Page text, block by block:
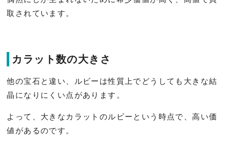
取されています。
カラット数の大きさ
他の宝石と違い、ルビーは性質上でどうしても大きな結
晶になりにくい点があります。
よって、大きなカラットのルビーという時点で、高い価
値があるのです。